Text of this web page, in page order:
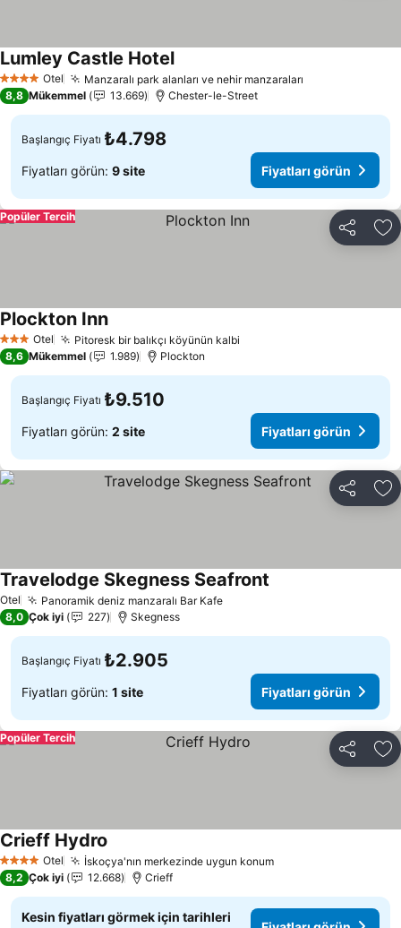
4 Yıldız Otel Manzaralı park alanları ve nehir manzaraları
Lumley Castle Hotel
8,8 Mükemmel 13.669 Chester-le-Street
Başlangıç Fiyatı ₺4.798
Fiyatları görün: 9 site Fiyatları görün
Paylaş
Popüler Tercih
3 YıldızOtel Pitoresk bir balıkçı köyünün kalbi
Plockton Inn
8,6 Mükemmel 1.989 Plockton
Başlangıç Fiyatı ₺9.510
Fiyatları görün: 2 site Fiyatları görün
Paylaş
Otel Panoramik deniz manzaralı Bar Kafe
Travelodge Skegness Seafront
8,0 Çok iyi 227 Skegness
Başlangıç Fiyatı ₺2.905
Fiyatları görün: 1 site Fiyatları görün
Paylaş
Popüler Tercih
4 Yıldız Otel İskoçya'nın merkezinde uygun konum
Crieff Hydro
8,2 Çok iyi 12.668 Crieff
Kesin fiyatları görmek için tarihleri